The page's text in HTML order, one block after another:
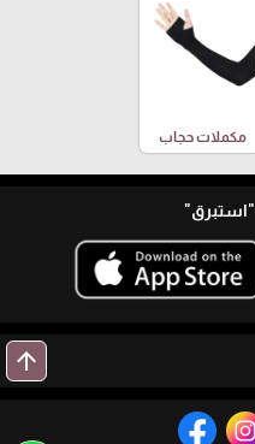
مكملات حجاب
"استبرق"
arrow_upward